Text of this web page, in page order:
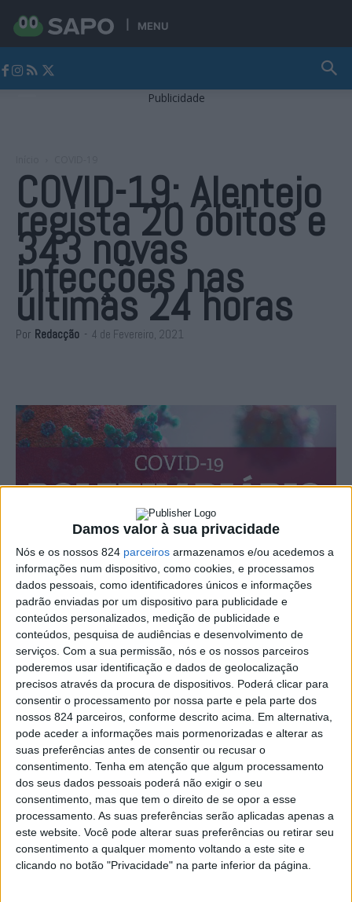
Damos valor à sua privacidade
Nós e os nossos 824 parceiros armazenamos e/ou acedemos a
informações num dispositivo, como cookies, e processamos
dados pessoais, como identificadores únicos e informações
padrão enviadas por um dispositivo para publicidade e
conteúdos personalizados, medição de publicidade e
conteúdos, pesquisa de audiências e desenvolvimento de
serviços. Com a sua permissão, nós e os nossos parceiros
poderemos usar identificação e dados de geolocalização
precisos através da procura de dispositivos. Poderá clicar para
consentir o processamento por nossa parte e pela parte dos
nossos 824 parceiros, conforme descrito acima. Em alternativa,
pode aceder a informações mais pormenorizadas e alterar as
suas preferências antes de consentir ou recusar o
consentimento. Tenha em atenção que algum processamento
dos seus dados pessoais poderá não exigir o seu
consentimento, mas que tem o direito de se opor a esse
processamento. As suas preferências serão aplicadas apenas a
este website. Você pode alterar suas preferências ou retirar seu
consentimento a qualquer momento voltando a este site e
clicando no botão "Privacidade" na parte inferior da página.
MENU
Publicidade
COVID-19: Alentejo
regista 20 óbitos e
343 novas
infecções nas
últimas 24 horas
Por Redacção - 4 de Fevereiro, 2021
Nas últimas 24 horas o Alentejo registou mais 20
óbitos e 343 novas infecções de COVID-19. Segundo o
boletim da DGS desta quinta-feira, dia 4, a nível
nacional há a registar mais 225 óbitos e 7.914
infectados.
Na região do Alentejo os dados divulgados pela DGS
indicam que a região do Alentejo soma desde o início da
pandemia um total de 741 óbitos e 26.284 infectados.
A nível nacional há a registar mais 225 óbitos, 7.914
infectados e 10.760 recuperações, sendo que desde o